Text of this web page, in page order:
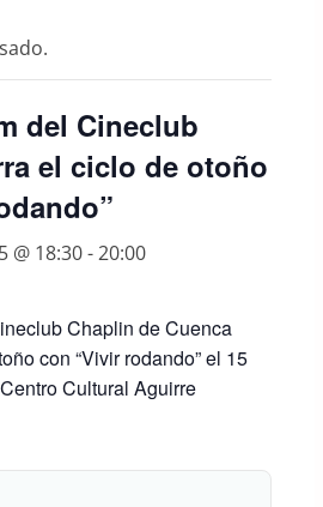
del Cineclub
el ciclo de otoño
@ 18:30-20:00
Chaplin de Cuenca
con “Vivir rodando” el 15
Cultural Aguirre